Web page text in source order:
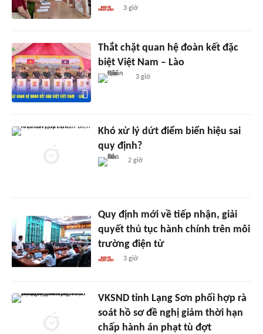
3 giờ
Thắt chặt quan hệ đoàn kết đặc
biệt Việt Nam – Lào
3 giờ
Khó xử lý dứt điểm biển hiệu sai
quy định?
2 giờ
Quy định mới về tiếp nhận, giải
quyết thủ tục hành chính trên môi
trường điện tử
3 giờ
VKSND tỉnh Lạng Sơn phối hợp rà
soát hồ sơ đề nghị giảm thời hạn
chấp hành án phạt tù đợt